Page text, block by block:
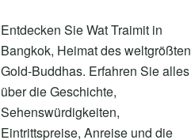
Entdecken Sie Wat Traimit in
Bangkok, Heimat des weltgrößten
Gold-Buddhas. Erfahren Sie alles
über die Geschichte,
Sehenswürdigkeiten,
Eintrittspreise, Anreise und die